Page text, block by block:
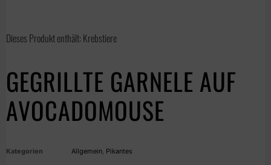
Dieses Produkt enthält: Krebstiere
GEGRILLTE GARNELE AUF
AVOCADOMOUSE
Kategorien Allgemein Pikantes